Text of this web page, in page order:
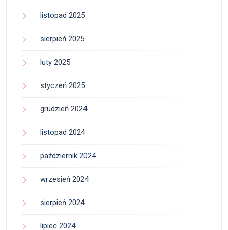
listopad 2025
sierpień 2025
luty 2025
styczeń 2025
grudzień 2024
listopad 2024
październik 2024
wrzesień 2024
sierpień 2024
lipiec 2024